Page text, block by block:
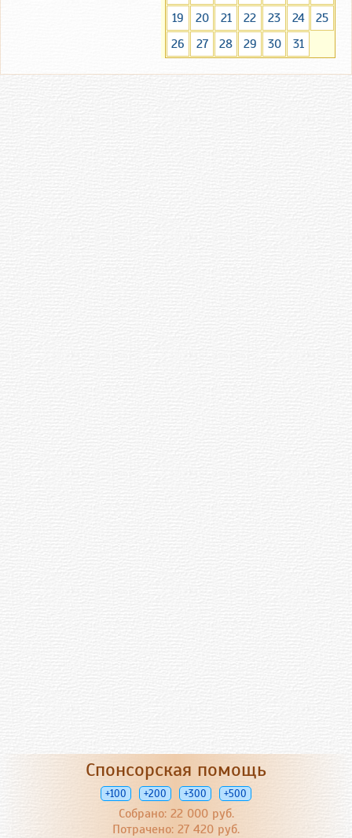
19
20 21 22 23 24
25
26
27 28 29 30 31
Спонсорская помощь
+100 +200 +300 +500
Собрано: 22 000 руб.
Потрачено: 27 420 руб.